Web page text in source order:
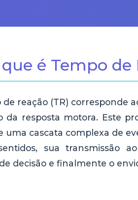
é Tempo de
de reação (TR) corresponde
da resposta motora. Este
uma cascata complexa de
sua transmissão
decisão e finalmente o